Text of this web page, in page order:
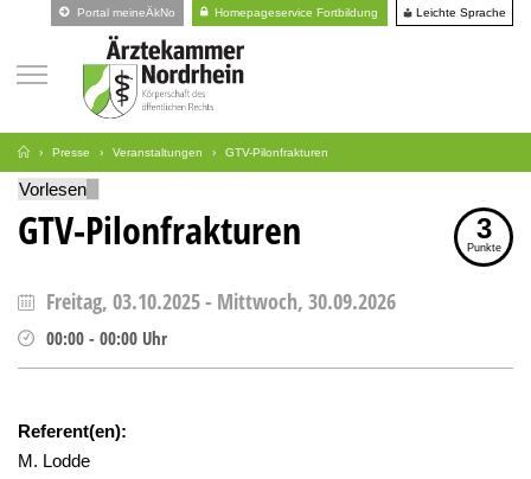
Portal meineÄkNo Homepageservice Fortbildung Leichte Sprache
Presse Veranstaltungen GTV-Pilonfrakturen
Vorlesen
GTV-Pilonfrakturen 3
Punkte
Freitag, 03.10.2025- Mittwoch, 30.09.2026
00:00 - 00:00 Uhr
Referent(en):
M. Lodde